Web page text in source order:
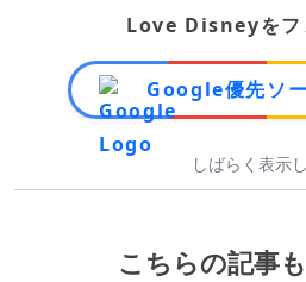
Love Disneyをフ
Google優先ソ
しばらく表示
こちらの記事